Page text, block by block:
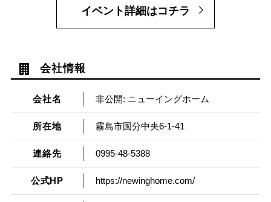
イベント詳細はコチラ
会社情報
会社名 非公開: ニューイングホーム
所在地 霧島市国分中央6-1-41
連絡先 0995-48-5388
公式HP https://newinghome.com/